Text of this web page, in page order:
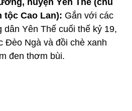
huyện Yên Thế (chủ
tộc Cao Lan): Gắn với các
Yên Thế cuối thế kỷ 19,
Đèo Ngà và đồi chè xanh
đen thơm bùi.